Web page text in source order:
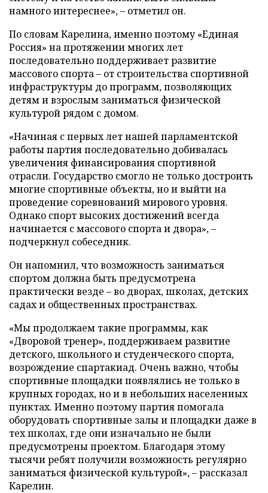
намного интереснее», – отметил он.
По словам Карелина, именно поэтому «Единая
Россия» на протяжении многих лет
последовательно поддерживает развитие
массового спорта – от строительства спортивной
инфраструктуры до программ, позволяющих
детям и взрослым заниматься физической
культурой рядом с домом.
«Начиная с первых лет нашей парламентской
работы партия последовательно добивалась
увеличения финансирования спортивной
отрасли. Государство смогло не только достроить
многие спортивные объекты, но и выйти на
проведение соревнований мирового уровня.
Однако спорт высоких достижений всегда
начинается с массового спорта и двора», –
подчеркнул собеседник.
Он напомнил, что возможность заниматься
спортом должна быть предусмотрена
практически везде – во дворах, школах, детских
садах и общественных пространствах.
«Мы продолжаем такие программы, как
«Дворовой тренер», поддерживаем развитие
детского, школьного и студенческого спорта,
возрождение спартакиад. Очень важно, чтобы
спортивные площадки появлялись не только в
крупных городах, но и в небольших населенных
пунктах. Именно поэтому партия помогала
оборудовать спортивные залы и площадки даже в
тех школах, где они изначально не были
предусмотрены проектом. Благодаря этому
тысячи ребят получили возможность регулярно
заниматься физической культурой», – рассказал
Карелин.